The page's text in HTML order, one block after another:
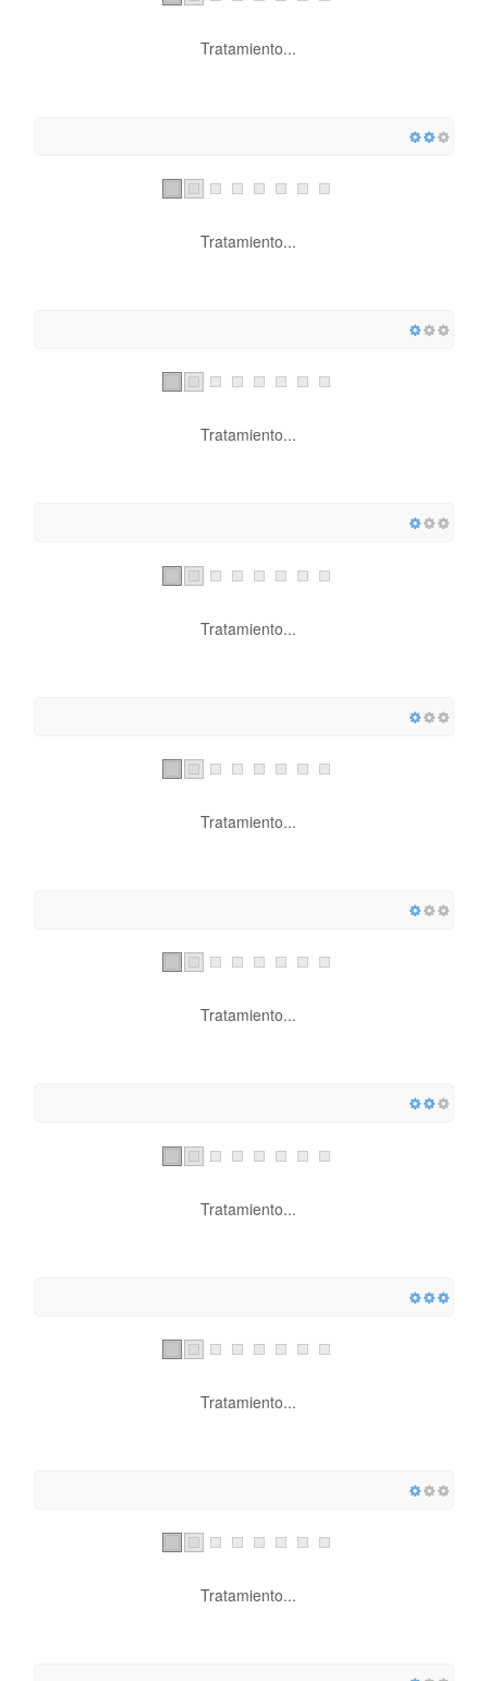
Tratamiento...
Tratamiento...
Tratamiento...
Tratamiento...
Tratamiento...
Tratamiento...
Tratamiento...
Tratamiento...
Tratamiento...